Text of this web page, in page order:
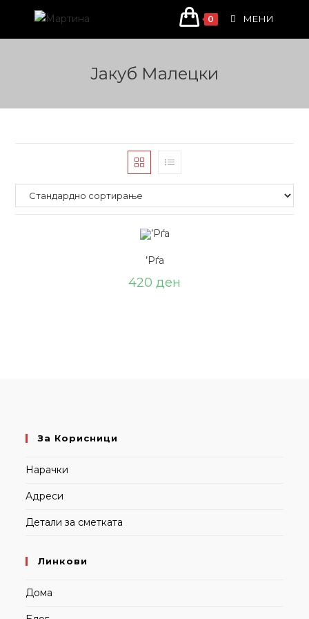
content
0 МЕНИ
Јакуб Малецки
’Рѓа
420 ден
За Корисници
Нарачки
Адреси
Детали за сметката
Линкови
Дома